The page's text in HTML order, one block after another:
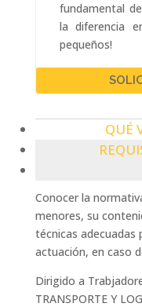
fundamental
la diferencia
pequeños!
QUÉ
Conocer la
menores, su
técnicas adecuadas
actuación, en caso
Dirigido a
TRANSPORTE Y